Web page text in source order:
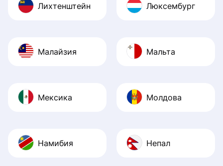
Лихтенштейн Люксембург
Малайзия Мальта
Мексика Молдова
Намибия Непал